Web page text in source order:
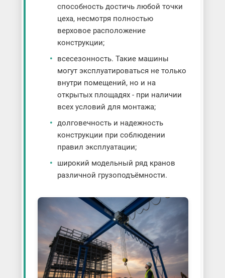
способность достичь любой точки
цеха, несмотря полностью
верховое расположение
конструкции;
всесезонность. Такие машины
могут эксплуатироваться не только
внутри помещений, но и на
открытых площадях - при наличии
всех условий для монтажа;
долговечность и надежность
конструкции при соблюдении
правил эксплуатации;
широкий модельный ряд кранов
различной грузоподъёмности.